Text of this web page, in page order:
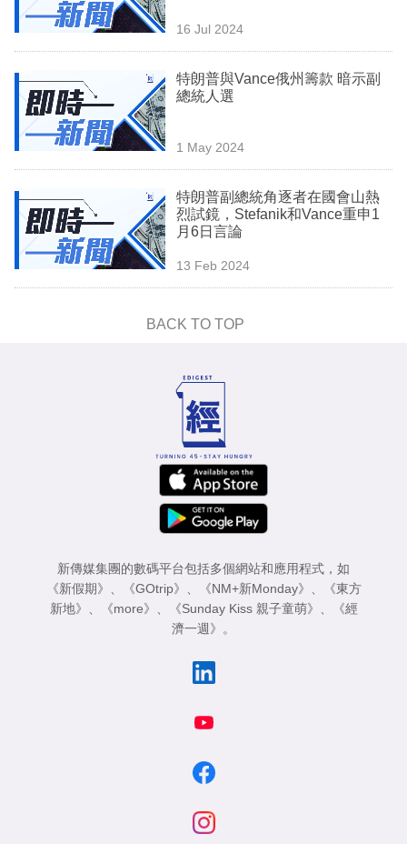
閱
16 Jul 2024
特朗普與Vance俄州籌款 暗示副
總統人選
1 May 2024
特朗普副總統角逐者在國會山熱
烈試鏡，Stefanik和Vance重申1
月6日言論
13 Feb 2024
BACK TO TOP
新傳媒集團的數碼平台包括多個網站和應用程式，如
《新假期》
《GOtrip》 《NM+新Monday》
《東方
新地》
《more》 《Sunday Kiss 親子童萌》
《經
濟一週》
。